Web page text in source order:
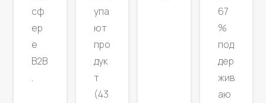
сф
ер
е
B2B
.
упа
ют
про
дук
т
(43
67
%
под
дер
жив
аю